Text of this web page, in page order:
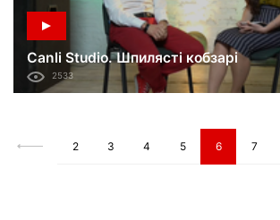
Canli Studio. Шпилясті кобзарі
2533
2 3 4 5 6 7